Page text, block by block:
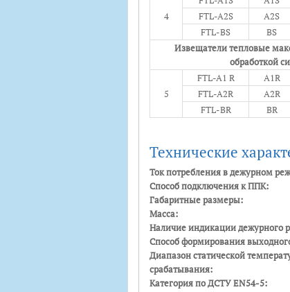
4 FTL-A2S А2S
FTL-BS
BS
Извещатели тепловые
обработкой
5
FTL-A1 R A1R
FTL-A2R A2R
FTL-BR
BR
Технические
Ток потребления в дежурном
Способ подключения к ППК:
Габаритные размеры:
Масса:
Наличие индикации дежурного
Способ формирования
Диапазон статической
срабатывания:
Категория по ДСТУ EN54-5: